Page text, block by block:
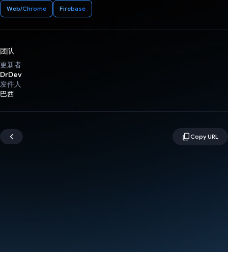
Web/Chrome Firebase
团队
更新者
DrDev
发件人
巴西